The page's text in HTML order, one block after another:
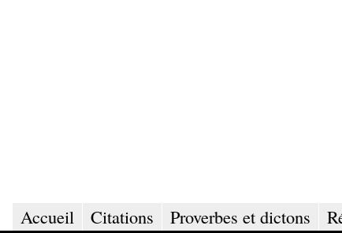
Accueil Citations Proverbes et dictons